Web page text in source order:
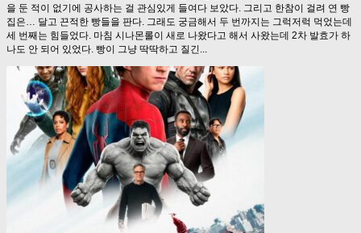
을 둔 적이 없기에 공사하는 걸 관심있게 들여다 보았다. 그리고 한참이 걸려 연 빵
집은… 달고 끈적한 빵들을 판다. 그래도 궁금해서 두 번까지는 그럭저럭 먹었는데
세 번째는 힘들었다. 마침 시나몬롤이 새로 나왔다고 해서 사왔는데 2차 발효가 하
나도 안 되어 있었다. 빵이 그냥 딱딱하고 질긴...